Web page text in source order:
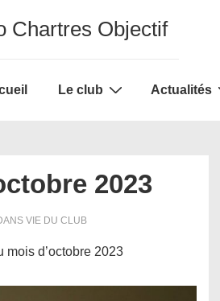
Chartres Objectif
Le club Actualités
2023
VIE DU CLUB
mois d’octobre 2023